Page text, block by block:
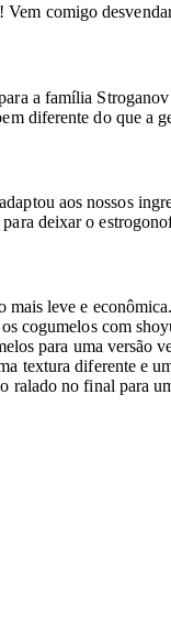
comigo
a família
diferente do que a
aos nossos
deixar o
mais leve e econômica.
cogumelos com
para uma versão
textura diferente e
ralado no final para